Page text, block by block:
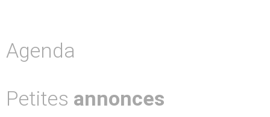
Agenda
Petites annonces